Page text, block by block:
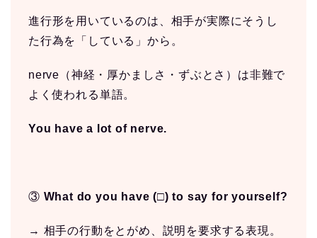
進行形を用いているのは、相手が実際にそうし
た行為を「している」から。
nerve（神経・厚かましさ・ずぶとさ）は非難で
よく使われる単語。
You have a lot of nerve.
③ What do you have (□) to say for yourself?
→ 相手の行動をとがめ、説明を要求する表現。